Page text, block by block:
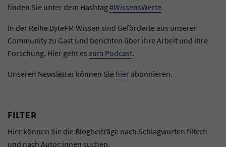
finden Sie unter dem Hashtag#WissensWerte.
In der Reihe ByteFM Wissen sind Geförderte aus unserer
Community zu Gast und berichten über ihre Arbeit und ihre
Forschung. Hier geht es zum Podcast.
Unseren Newsletter können Sie hier abonnieren.
FILTER
Hier können Sie die Blogbeiträge nach Schlagworten filtern
und nach Autor:innen suchen.